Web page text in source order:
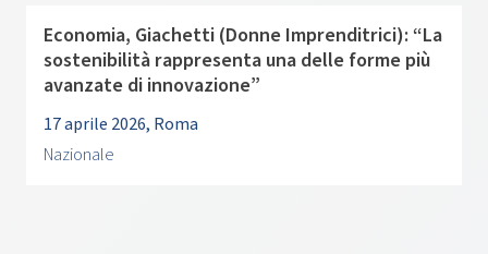
Economia, Giachetti (Donne Imprenditrici): “La
sostenibilità rappresenta una delle forme più
avanzate di innovazione”
17 aprile 2026, Roma
Nazionale